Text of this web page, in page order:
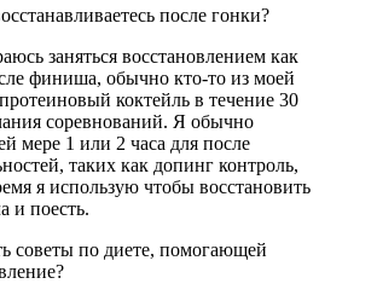
после гонки?
заняться восстановлением как
финиша, обычно кто-то из моей
коктейль в течение 30
соревнований. Я обычно
мере 1 или 2 часа для после
таких как допинг контроль,
я использую чтобы восстановить
и поесть.
советы по диете, помогающей